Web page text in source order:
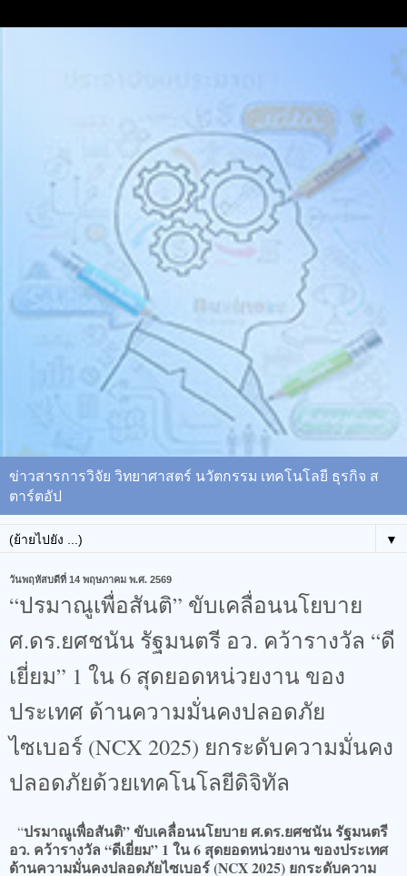
ข่าวสารการวิจัย วิทยาศาสตร์ นวัตกรรม เทคโนโลยี ธุรกิจ ส
ตาร์ตอัป
▼
วันพฤหัสบดีที่ 14 พฤษภาคม พ.ศ. 2569
“ปรมาณูเพื่อสันติ” ขับเคลื่อนนโยบาย
ศ.ดร.ยศชนัน รัฐมนตรี อว. คว้ารางวัล “ดี
เยี่ยม” 1 ใน 6 สุดยอดหน่วยงาน ของ
ประเทศ ด้านความมั่นคงปลอดภัย
ไซเบอร์ (NCX 2025) ยกระดับความมั่นคง
ปลอดภัยด้วยเทคโนโลยีดิจิทัล
“ปรมาณูเพื่อสันติ” ขับเคลื่อนนโยบาย ศ.ดร.ยศชนัน รัฐมนตรี
อว. คว้ารางวัล “ดีเยี่ยม” 1 ใน 6 สุดยอดหน่วยงาน ของประเทศ
ด้านความมั่นคงปลอดภัยไซเบอร์ (NCX 2025) ยกระดับความ